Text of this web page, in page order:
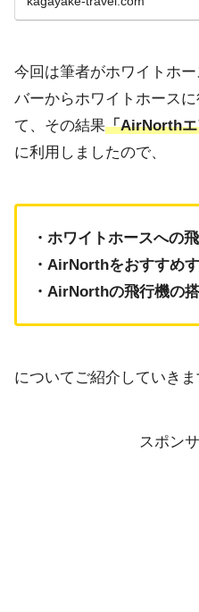
についてご紹
今回は筆者がホワイトホ
バーからホワイトホース
て、その結果「AirNorthエ
に利用しましたので、
・ホワイトホースへの
・AirNorthをおすすめ
・AirNorthの飛行機の
についてご紹介していきま
スポン